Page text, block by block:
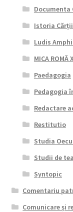
Documenta
Istoria
Ludis
MICA ROMĂ
Paedagogia
Pedagogia
Redactare
Restitutio
Studia
Studii de
Syntopic
Comentariu
Comunicare și